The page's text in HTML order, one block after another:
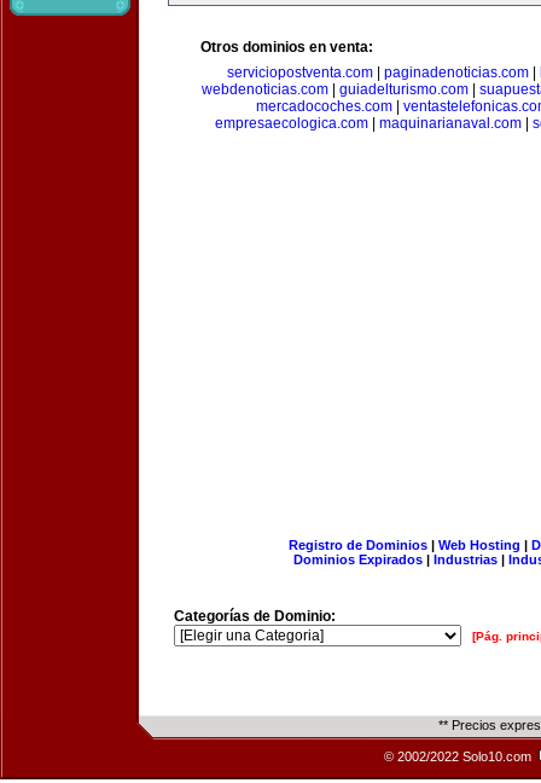
Otros dominios en venta:
serviciopostventa.com
paginadenoticias.com
webdenoticias.com
guiadelturismo.com
mercadocoches.com|
empresaecologica.com| maquinarianaval.com|
Registro de Dominios| Web Hosting |
Dominios Expirados | Industrias |
Categorías de Dominio:
[Pág.
** Precios
© 2002/2022 Solo10.com